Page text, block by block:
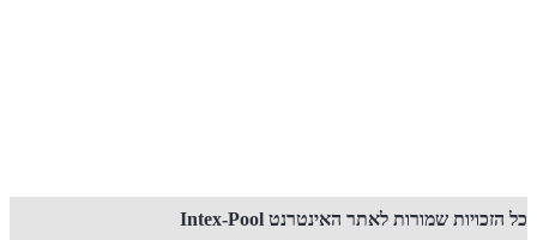
כל הזכויות שמורות לאתר האינטרנט Intex-Pool